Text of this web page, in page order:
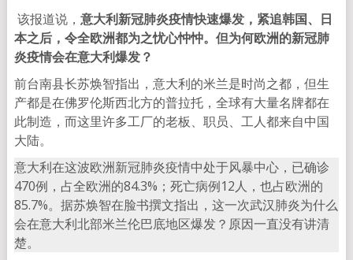
该报道说， 意大利新冠肺炎疫情快速爆发，紧追韩国、日
本之后，令全欧洲都为之忧心忡忡。但为何欧洲的新冠肺
炎疫情会在意大利爆发？
前台南县长苏焕智指出，意大利的米兰是时尚之都，但生
产都是在佛罗伦斯西北方的普拉托，全球有大量名牌都在
此制造，而这里许多工厂的老板、职员、工人都来自中国
大陆。
意大利在这波欧洲新冠肺炎疫情中处于风暴中心，已确诊
470例，占全欧洲的84.3%；死亡病例12人，也占欧洲的
85.7%。据苏焕智在脸书撰文指出，这一次武汉肺炎为什么
会在意大利北部米兰伦巴底地区爆发？原因一直没有讲清
楚。